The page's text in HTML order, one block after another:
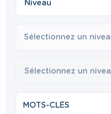
Sélectionnez un